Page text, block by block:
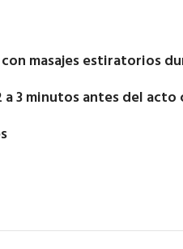
masajes estiratorios
3 minutos antes del